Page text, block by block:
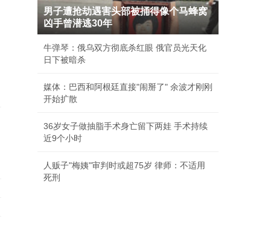
男子遭抢劫遇害头部被捅得像个马蜂窝
凶手曾潜逃30年
牛弹琴：俄乌双方彻底杀红眼 俄官员光天化
日下被暗杀
媒体：巴西和阿根廷直接"闹掰了" 余波才刚刚
开始扩散
36岁女子做抽脂手术身亡留下两娃 手术持续
近9个小时
人贩子"梅姨"审判时或超75岁 律师：不适用
死刑